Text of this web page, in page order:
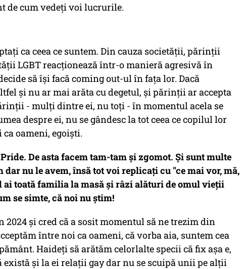
de cum vedeți voi lucrurile.
ca ceea ce suntem. Din cauza societății, părinții
LGBT reacționează într-o manieră agresivă în
să își facă coming out-ul în fața lor. Dacă
și nu ar mai arăta cu degetul, și părinții ar accepta
- mulți dintre ei, nu toți - în momentul acela se
despre ei, nu se gândesc la tot ceea ce copilul lor
ca oameni, egoiști.
De asta facem tam-tam și zgomot. Și sunt multe
nu le avem, însă tot voi replicați cu "ce mai vor, mă,
ai toată familia la masă și râzi alături de omul vieții
se simte, că noi nu știm!
2024 și cred că a sosit momentul să ne trezim din
între noi ca oameni, că vorba aia, suntem cea
Haideți să arătăm celorlalte specii că fix așa e,
și la ei relații gay dar nu se scuipă unii pe alții